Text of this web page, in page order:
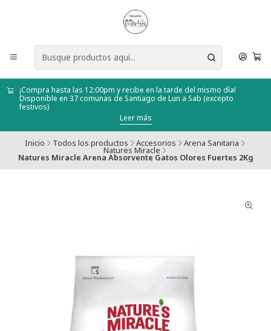
¡Compra hasta las 12:00pm y recibe en la tarde del mismo día!
Disponible en 37 comunas de Santiago de Lun a Sab (excepto
festivos)
Leer más
Inicio Todos los productos Accesorios Arena Sanitaria
Natures Miracle
Natures Miracle Arena Absorvente Gatos Olores Fuertes 2Kg